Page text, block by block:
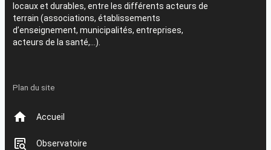
locaux et durables, entre les différents acteurs de
terrain (associations, établissements
d’enseignement, municipalités, entreprises,
acteurs de la santé,…).
Plan du site
Accueil
Observatoire